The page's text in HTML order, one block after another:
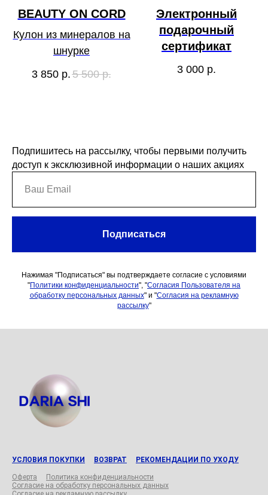
BEAUTY ON CORD
Кулон из минералов на
шнурке
3 850 р. 5 500 р.
Электронный
подарочный
сертификат
3 000 р.
Подпишитесь на рассылку, чтобы первыми получить
доступ к эксклюзивной информации о наших акциях
Подписаться
Нажимая "Подписаться" вы подтверждаете согласие с условиями
"Политики конфиденциальности", "Согласия Пользователя на
обработку персональных данных" и "Согласия на рекламную
рассылку"
УСЛОВИЯ ПОКУПКИ ВОЗВРАТ РЕКОМЕНДАЦИИ ПО УХОДУ
Оферта
Политика конфиденциальности
Согласие на обработку персональных данных